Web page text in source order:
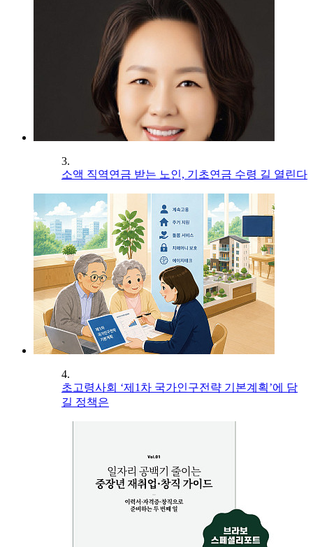
3.
소액 직역연금 받는 노인, 기초연금 수령 길 열린다
4.
초고령사회 ‘제1차 국가인구전략 기본계획’에 담
길 정책은